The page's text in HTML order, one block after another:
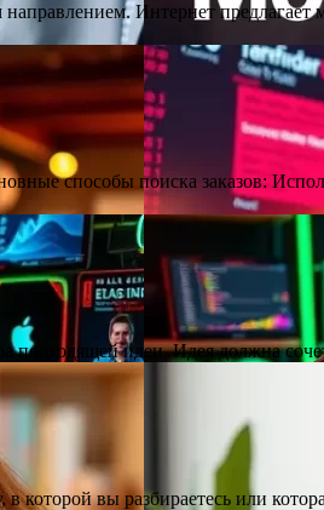
Интернет предлагает
способы поиска заказов:
подходящей идеи. Идея должна
вы разбираетесь или